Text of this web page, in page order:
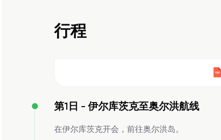
行程
第1日 - 伊尔库茨克至奥尔洪航线
在伊尔库茨克开会，前往奥尔洪岛。